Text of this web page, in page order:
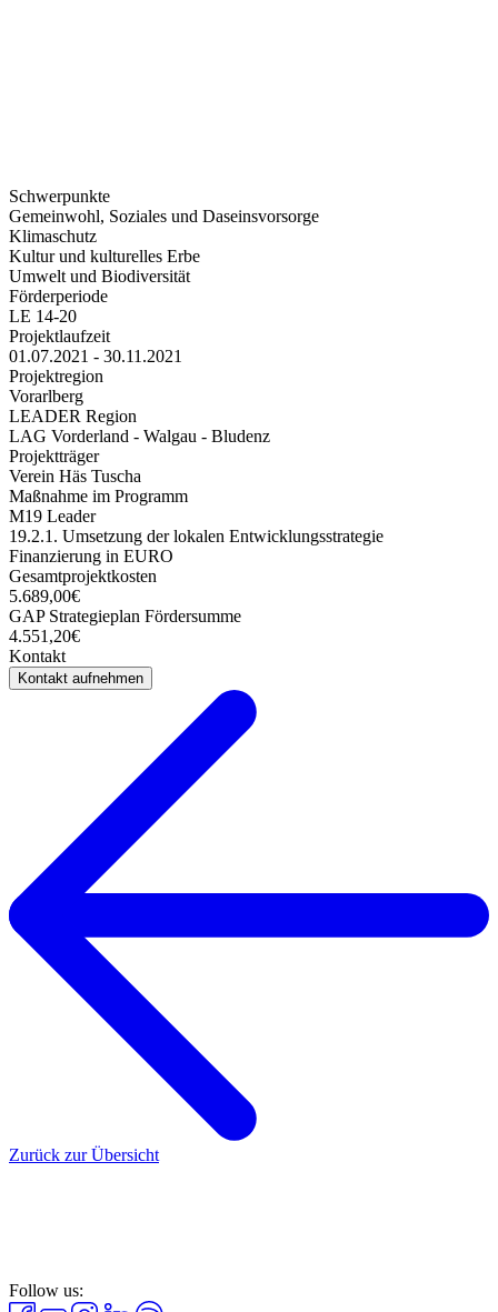
Schwerpunkte
Gemeinwohl, Soziales und Daseinsvorsorge
Klimaschutz
Kultur und kulturelles Erbe
Umwelt und Biodiversität
Förderperiode
LE 14-20
Projektlaufzeit
01.07.2021 - 30.11.2021
Projektregion
Vorarlberg
LEADER Region
LAG Vorderland - Walgau - Bludenz
Projektträger
Verein Häs Tuscha
Maßnahme im Programm
M19 Leader
19.2.1. Umsetzung der lokalen Entwicklungsstrategie
Finanzierung in EURO
Gesamtprojektkosten
5.689,00€
GAP Strategieplan Fördersumme
4.551,20€
Kontakt
Kontakt aufnehmen
Zurück zur Übersicht
Follow us: